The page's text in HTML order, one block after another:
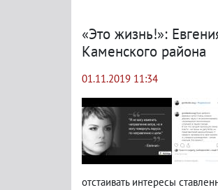
«Это жизнь!»:
Каменского района
01.11.2019 11:34
отстаивать интересы